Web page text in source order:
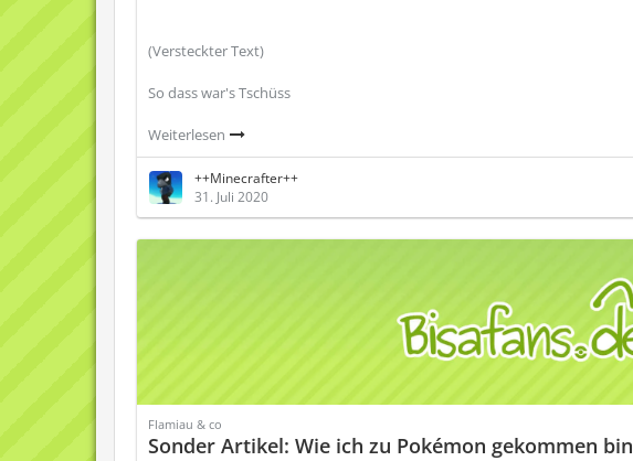
(Versteckter Text)
So dass war's Tschüss
Weiterlesen
++Minecrafter++
31. Juli 2020
Flamiau & co
Sonder Artikel: Wie ich zu Pokémon gekommen bin